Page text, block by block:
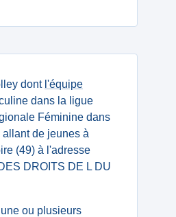
dont l'équipe
dans la ligue
Féminine dans
allant de jeunes à
(49) à l'adresse
DROITS DE L DU
ou plusieurs